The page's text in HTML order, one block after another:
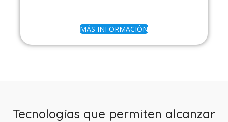
MÁS INFORMACIÓN
Tecnologías que permiten alcanzar